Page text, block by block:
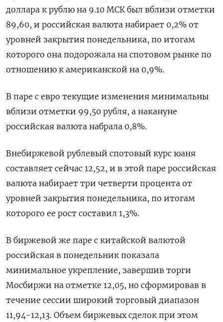
доллара к рублю на 9.10 МСК был вблизи отметки
89,60, и российская валюта набирает 0,2% от
уровней закрытия понедельника, по итогам
которого она подорожала на спотовом рынке по
отношению к американской на 0,9%.
В паре с евро текущие изменения минимальны
вблизи отметки 99,50 рубля, а накануне
российская валюта набрала 0,8%.
Внебиржевой рублевый спотовый курс юаня
составляет сейчас 12,52, и в этой паре российская
валюта набирает три четверти процента от
уровней закрытия понедельника, по итогам
которого ее рост составил 1,3%.
В биржевой же паре с китайской валютой
российская в понедельник показала
минимальное укрепление, завершив торги
Мосбиржи на отметке 12,05, но сформировав в
течение сессии широкий торговый диапазон
11,94-12,13. Объем биржевых сделок при этом